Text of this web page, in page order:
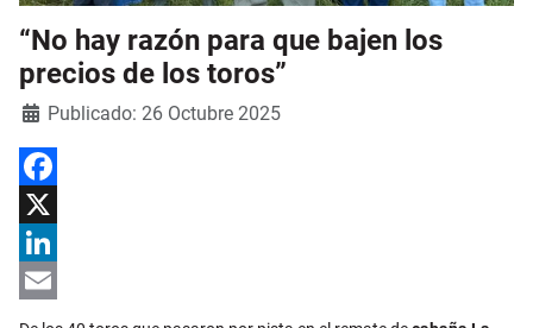
“No hay razón para que bajen los
precios de los toros”
Detalles
Publicado: 26 Octubre 2025
Facebook
X
LinkedIn
Email